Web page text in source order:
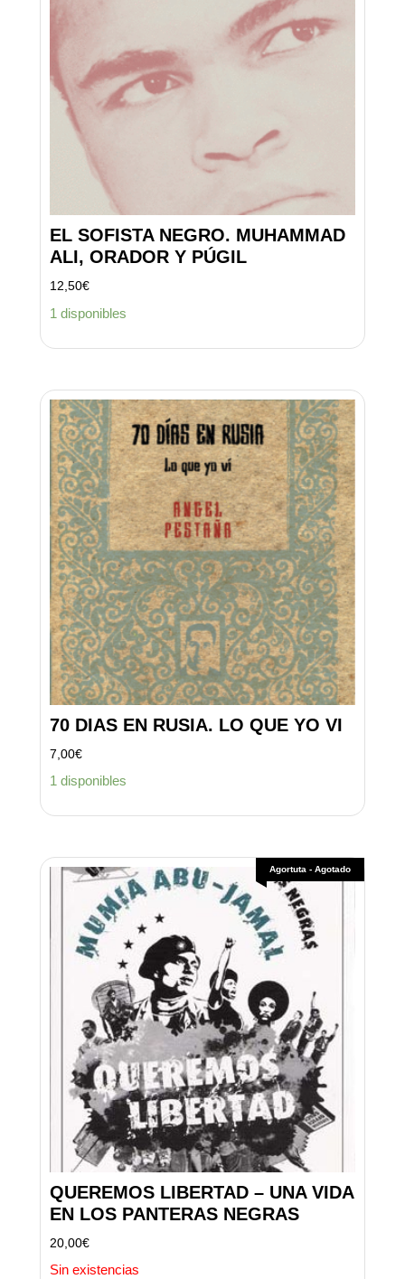
EL SOFISTA NEGRO. MUHAMMAD
ALI, ORADOR Y PÚGIL
12,50€
1 disponibles
70 DIAS EN RUSIA. LO QUE YO VI
7,00€
1 disponibles
Agortuta - Agotado
QUEREMOS LIBERTAD – UNA VIDA
EN LOS PANTERAS NEGRAS
20,00€
Sin existencias